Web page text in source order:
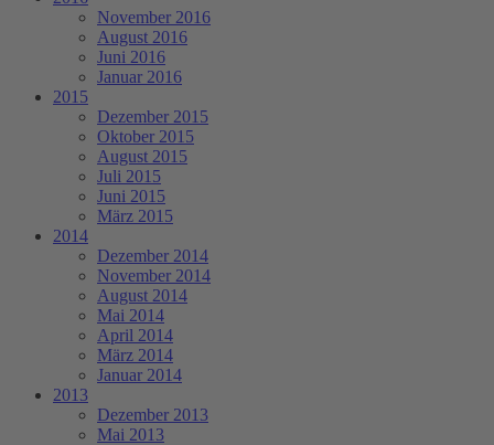
November 2016
August 2016
Juni 2016
Januar 2016
2015
Dezember 2015
Oktober 2015
August 2015
Juli 2015
Juni 2015
März 2015
2014
Dezember 2014
November 2014
August 2014
Mai 2014
April 2014
März 2014
Januar 2014
2013
Dezember 2013
Mai 2013